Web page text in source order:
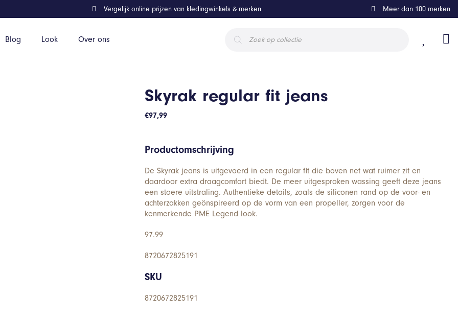
Blog Look Over ons
zoeken
Vergelijk online prijzen van kledingwinkels & merken Meer dan 100 merken
Skyrak regular fit jeans
€97,99
Productomschrijving
De Skyrak jeans is uitgevoerd in een regular fit die boven net wat ruimer zit en
daardoor extra draagcomfort biedt. De meer uitgesproken wassing geeft deze jeans
een stoere uitstraling. Authentieke details, zoals de siliconen rand op de voor- en
achterzakken geönspireerd op de vorm van een propeller, zorgen voor de
kenmerkende PME Legend look.
97.99
8720672825191
SKU
8720672825191